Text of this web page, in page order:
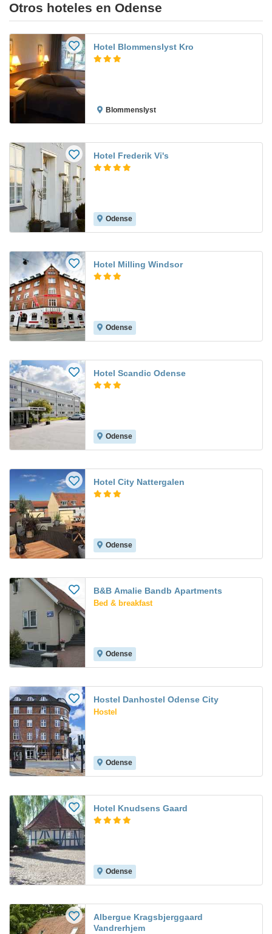
Otros hoteles en Odense
Hotel Blommenslyst Kro
Blommenslyst
Hotel Frederik Vi's
Odense
Hotel Milling Windsor
Odense
Hotel Scandic Odense
Odense
Hotel City Nattergalen
Odense
B&B Amalie Bandb Apartments
Bed & breakfast
Odense
Hostel Danhostel Odense City
Hostel
Odense
Hotel Knudsens Gaard
Odense
Albergue Kragsbjerggaard
Vandrerhjem